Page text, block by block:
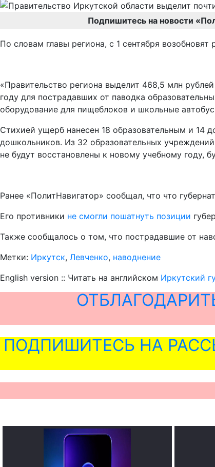
Подпишитесь на новости
По словам главы региона, с 1 сентября
«Правительство региона выделит 468,5 млн
году для пострадавших от паводка
оборудование для пищеблоков и школьные
Стихией ущерб нанесен 18 образовательным и 14
дошкольников. Из 32 образовательных
не будут восстановлены к новому учебному году,
Ранее «ПолитНавигатор» сообщал, что что
Его противники не смогли пошатнуть позиции
Также сообщалось о том, что пострадавшие от
Метки: Иркутск, Левченко, наводнение
English version :: Читать на английском Иркутский
ПОДПИШИТЕСЬ НА